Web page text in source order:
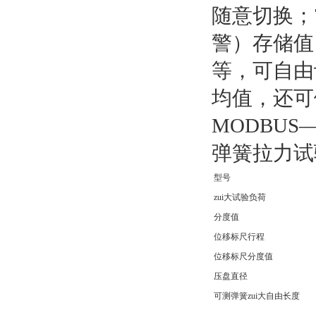
随意切换
警）存储
等，可自
均值，还
弹簧拉力
型号
zui大试验负荷
分度值
位移标尺行程
位移标尺分度值
压盘直径
可测弹簧zui大自由长度